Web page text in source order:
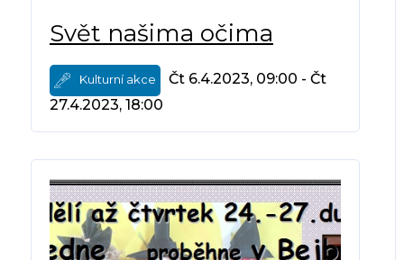
Svět našima očima
Kulturní akce
Čt 6.4.2023, 09:00 - Čt
27.4.2023, 18:00